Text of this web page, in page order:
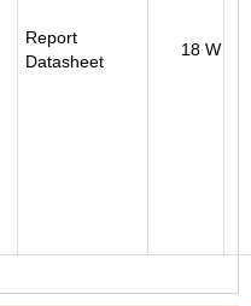
Report
Datasheet
18 W